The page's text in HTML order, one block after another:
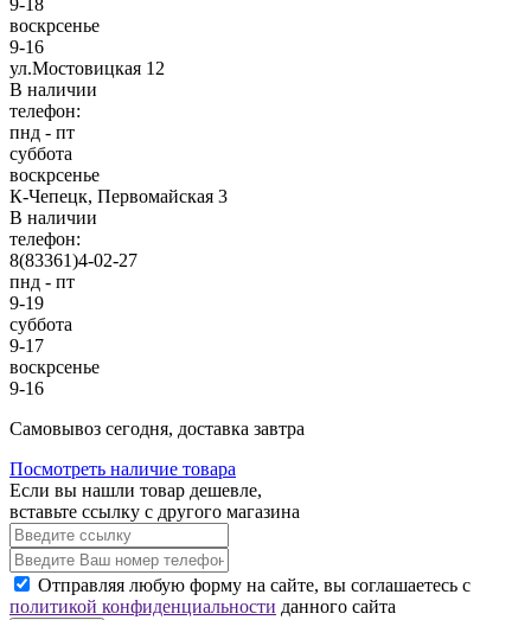
9-18
воскрсенье
9-16
ул.Мостовицкая 12
В наличии
телефон:
пнд - пт
суббота
воскрсенье
К-Чепецк, Первомайская 3
В наличии
телефон:
8(83361)4-02-27
пнд - пт
9-19
суббота
9-17
воскрсенье
9-16
Cамовывоз сегодня, доставка завтра
Посмотреть наличие товара
Если вы нашли товар дешевле,
вставьте ссылку с другого магазина
Отправляя любую форму на сайте, вы соглашаетесь с
политикой конфиденциальности данного сайта